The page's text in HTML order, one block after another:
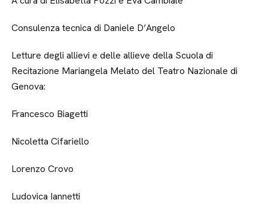
Consulenza tecnica di Daniele D’Angelo
Letture degli allievi e delle allieve della Scuola di
Recitazione Mariangela Melato del Teatro Nazionale di
Genova:
Francesco Biagetti
Nicoletta Cifariello
Lorenzo Crovo
Ludovica Iannetti